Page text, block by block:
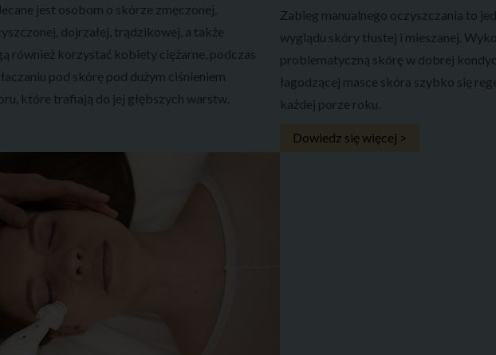
jest osobom o skórze zmęczonej,
dojrzałej, trądzikowej, a także
również korzystać kobiety ciężarne, podczas
pod skórę pod dużym ciśnieniem
które trafiają do jej głębszych warstw.
Zabieg manualnego oczyszczania to
wyglądu skóry tłustej i mieszanej.
problematyczną skórę w dobrej
łagodzącej masce skóra szybko się
każdej porze roku.
Dowiedz się więcej >